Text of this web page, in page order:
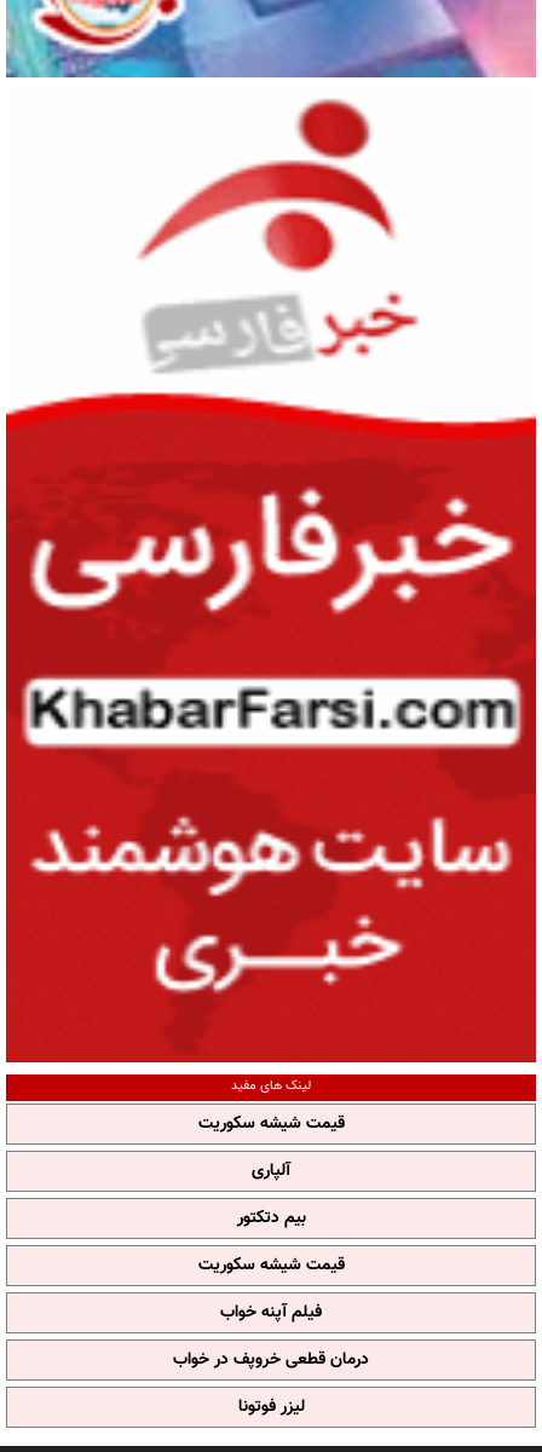
لینک های مفید
قیمت شیشه سکوریت
آلپاری
بیم دتکتور
قیمت شیشه سکوریت
فیلم آپنه خواب
درمان قطعی خروپف در خواب
لیزر فوتونا